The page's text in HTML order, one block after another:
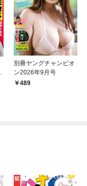
別冊ヤングチャンピオ
ン2026年9月号
489